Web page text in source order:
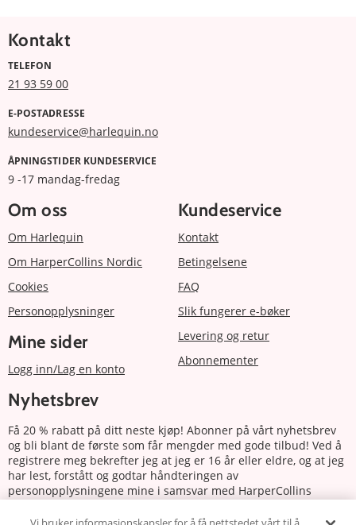
Kontakt
TELEFON
21 93 59 00
E-POSTADRESSE
kundeservice@harlequin.no
ÅPNINGSTIDER KUNDESERVICE
9 -17 mandag-fredag
Om oss
Om Harlequin
Om HarperCollins Nordic
Cookies
Personopplysninger
Mine sider
Logg inn/Lag en konto
Kundeservice
Kontakt
Betingelsene
FAQ
Slik fungerer e-bøker
Levering og retur
Abonnementer
Nyhetsbrev
Få 20 % rabatt på ditt neste kjøp! Abonner på vårt nyhetsbrev
og bli blant de første som får mengder med gode tilbud! Ved å
registrere meg bekrefter jeg at jeg er 16 år eller eldre, og at jeg
har lest, forstått og godtar håndteringen av
personopplysningene mine i samsvar med HarperCollins